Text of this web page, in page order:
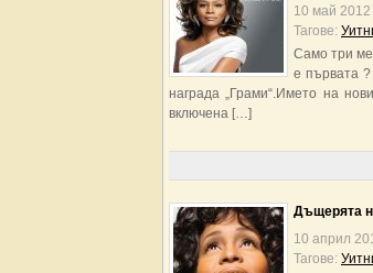
10 май 2012
Тагове:
Само три
е първата ?
награда „Грами“.Името на
включена […]
Дъщерята
10 април
Тагове: